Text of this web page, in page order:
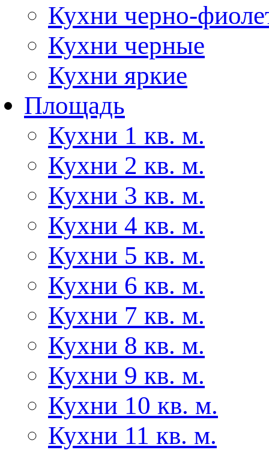
Кухни черно-
Кухни черные
Кухни яркие
Площадь
Кухни 1 кв. м.
Кухни 2 кв. м.
Кухни 3 кв. м.
Кухни 4 кв. м.
Кухни 5 кв. м.
Кухни 6 кв. м.
Кухни 7 кв. м.
Кухни 8 кв. м.
Кухни 9 кв. м.
Кухни 10 кв. м.
Кухни 11 кв. м.